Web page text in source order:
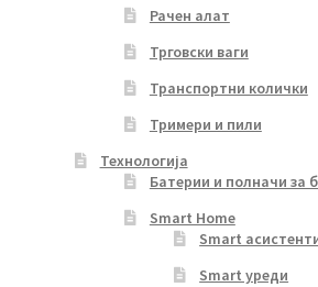
Рачен алат
Трговски ваги
Транспортни колички
Тримери и пили
Технологија
Батерии и полначи за
Smart Home
Smart
Smart уреди